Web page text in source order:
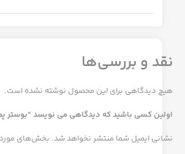
نقد و بررسی‌ها
هیچ دیدگاهی برای این محصول نوشته نشده است.
اولین کسی باشید که دیدگاهی می نویسد “بوستر پمپ
نشانی ایمیل شما منتشر نخواهد شد. بخش‌های